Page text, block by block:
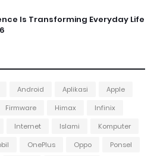
Is Transforming Everyday Life
Android Aplikasi
Apple
Firmware Himax
Infinix
Internet Islami
Komputer
OnePlus Oppo
Ponsel